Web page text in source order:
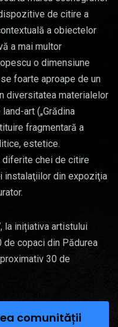
de citire a
a obiectelor
a mai multor
o dimensiune
foarte aproape de un
diversitatea materialelor
art („Grădina
fragmentară a
estetice.
chei de citire
instalaţiilor din expoziţia
la inițiativa artistului
copaci din Pădurea
30 de
comunității